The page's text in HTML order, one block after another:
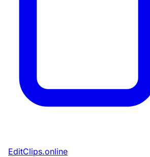
EditClips.online